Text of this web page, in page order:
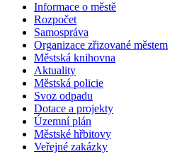
Informace o městě
Rozpočet
Samospráva
Organizace zřizované městem
Městská knihovna
Aktuality
Městská policie
Svoz odpadu
Dotace a projekty
Územní plán
Městské hřbitovy
Veřejné zakázky